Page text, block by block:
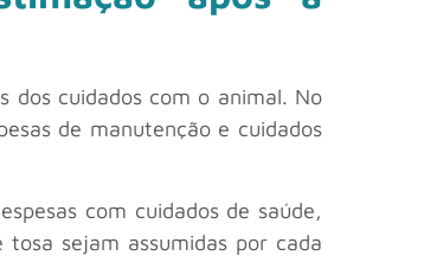
dos cuidados com o animal. No
de manutenção e cuidados
com cuidados de saúde,
sejam assumidas por cada